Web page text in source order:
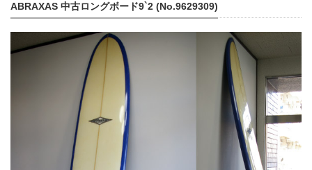
ABRAXAS 中古ロングボード9`2 (No.9629309)